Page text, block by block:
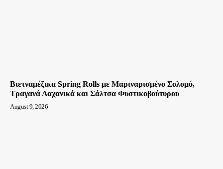
Βιετναμέζικα Spring Rolls με Μαριναρισμένο Σολομό,
Τραγανά Λαχανικά και Σάλτσα Φυστικοβούτυρου
August 9, 2026